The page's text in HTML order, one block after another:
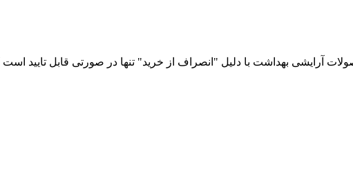
آرایشی بهداشت با دلیل "انصراف از خرید" تنها در صورتی قابل تایید است